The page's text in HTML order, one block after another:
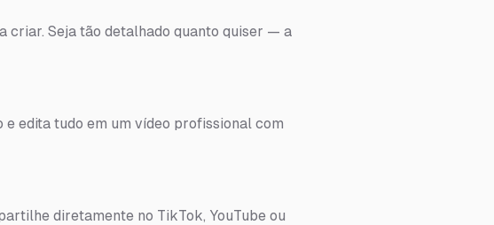
criar. Seja tão detalhado quanto quiser — a
edita tudo em um vídeo profissional com
diretamente no TikTok, YouTube ou